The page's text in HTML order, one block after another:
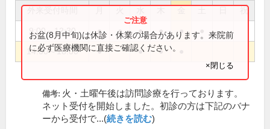
祝
9:00～12:30 ● ● ● ● ●
14:00～18:00 ● ● ●
お盆(8月中旬)は休診・休業の場合があります。来院前
に必ず医療機関に直接ご確認ください。
×閉じる
備考: 火・土曜午後は訪問診療を行っております。
ネット受付を開始しました。初診の方は下記のバナ
ーから受付で...(続きを読む)